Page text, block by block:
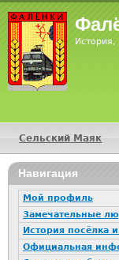
Главное
Сельский Маяк
16+
Навигация
Мой профиль
Замечательные
История посёлка
Официальная